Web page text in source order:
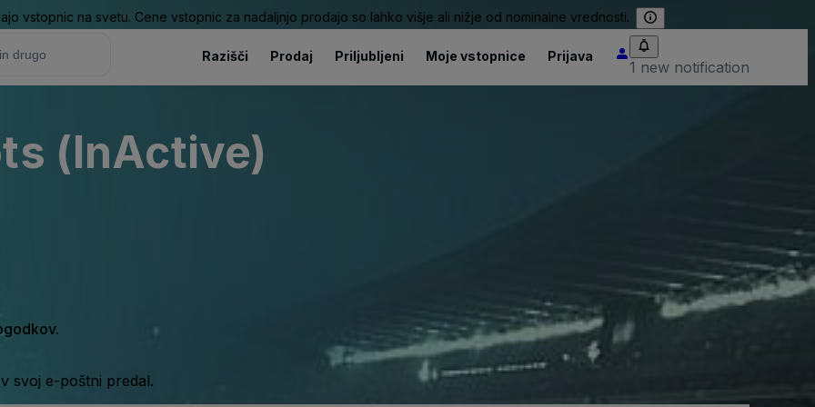
vstopnic na svetu. Cene vstopnic za nadaljnjo prodajo so lahko višje ali nižje od nominalne vrednosti.
Razišči Prodaj Priljubljeni Moje vstopnice Prijava
1 new notification
(InActive)
svoj e-poštni predal.